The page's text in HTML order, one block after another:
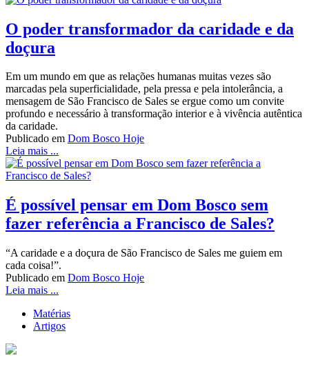
O poder transformador da caridade e da
doçura
Em um mundo em que as relações humanas muitas vezes são
marcadas pela superficialidade, pela pressa e pela intolerância, a
mensagem de São Francisco de Sales se ergue como um convite
profundo e necessário à transformação interior e à vivência autêntica
da caridade.
Publicado em Dom Bosco Hoje
Leia mais ...
É possível pensar em Dom Bosco sem
fazer referência a Francisco de Sales?
“A caridade e a doçura de São Francisco de Sales me guiem em
cada coisa!”.
Publicado em Dom Bosco Hoje
Leia mais ...
Matérias
Artigos